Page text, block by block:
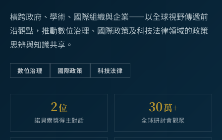
橫跨政府、學術、國際組織與企業——以全球視野傳遞前
沿觀點，推動數位治理、國際政策及科技法律領域的政策
思辨與知識共享。
數位治理 國際政策 科技法律
2位
諾貝爾獎得主對話
30萬+
全球研討會觀眾